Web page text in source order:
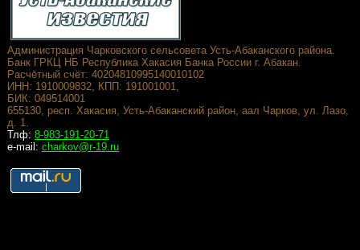
Администрация Чарковского сельсовета Усть-Абаканского района.
Банк ГРКЦ НБ Республика Хакасия Банка России г. Абакан.
Расчётный счёт: 40204810995140010102
ИНН: 1910009832, КПП: 191001001,
БИК: 049514001
655130, респ. Хакасия, Усть-Абаканский район, аал Чарков, ул. Лазо,
д. 1.
Тлф: 8-983-191-20-71
e-mail: charkov@r-19.ru